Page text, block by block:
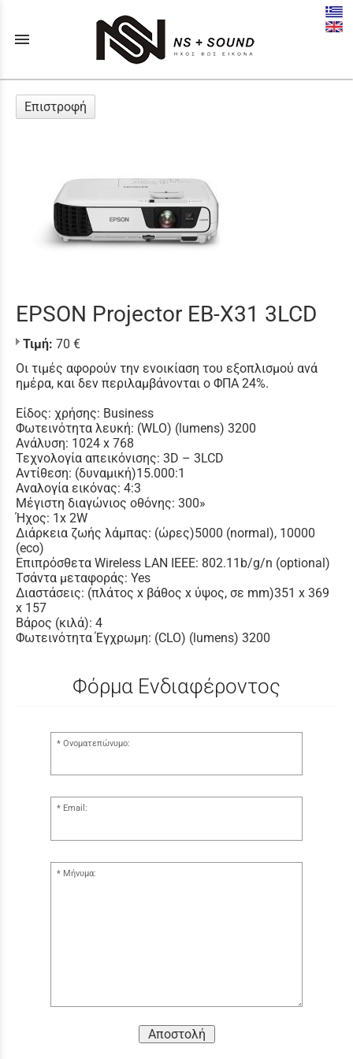
menu
Επιστροφή
EPSON Projector EB-X31 3LCD
Τιμή: 70 €
Οι τιμές αφορούν την ενοικίαση του εξοπλισμού ανά
ημέρα, και δεν περιλαμβάνονται ο ΦΠΑ 24%.
Είδος: χρήσης: Business
Φωτεινότητα λευκή: (WLO) (lumens) 3200
Ανάλυση: 1024 x 768
Τεχνολογία απεικόνισης: 3D – 3LCD
Αντίθεση: (δυναμική)15.000:1
Αναλογία εικόνας: 4:3
Μέγιστη διαγώνιος οθόνης: 300»
Ήχος: 1x 2W
Διάρκεια ζωής λάμπας: (ώρες)5000 (normal), 10000
(eco)
Επιπρόσθετα Wireless LAN IEEE: 802.11b/g/n (optional)
Τσάντα μεταφοράς: Yes
Διαστάσεις: (πλάτος x βάθος x ύψος, σε mm)351 x 369
x 157
Βάρος (κιλά): 4
Φωτεινότητα Έγχρωμη: (CLO) (lumens) 3200
Φόρμα Ενδιαφέροντος
Ονοματεπώνυμο:
Email:
Μήνυμα:
Αποστολή